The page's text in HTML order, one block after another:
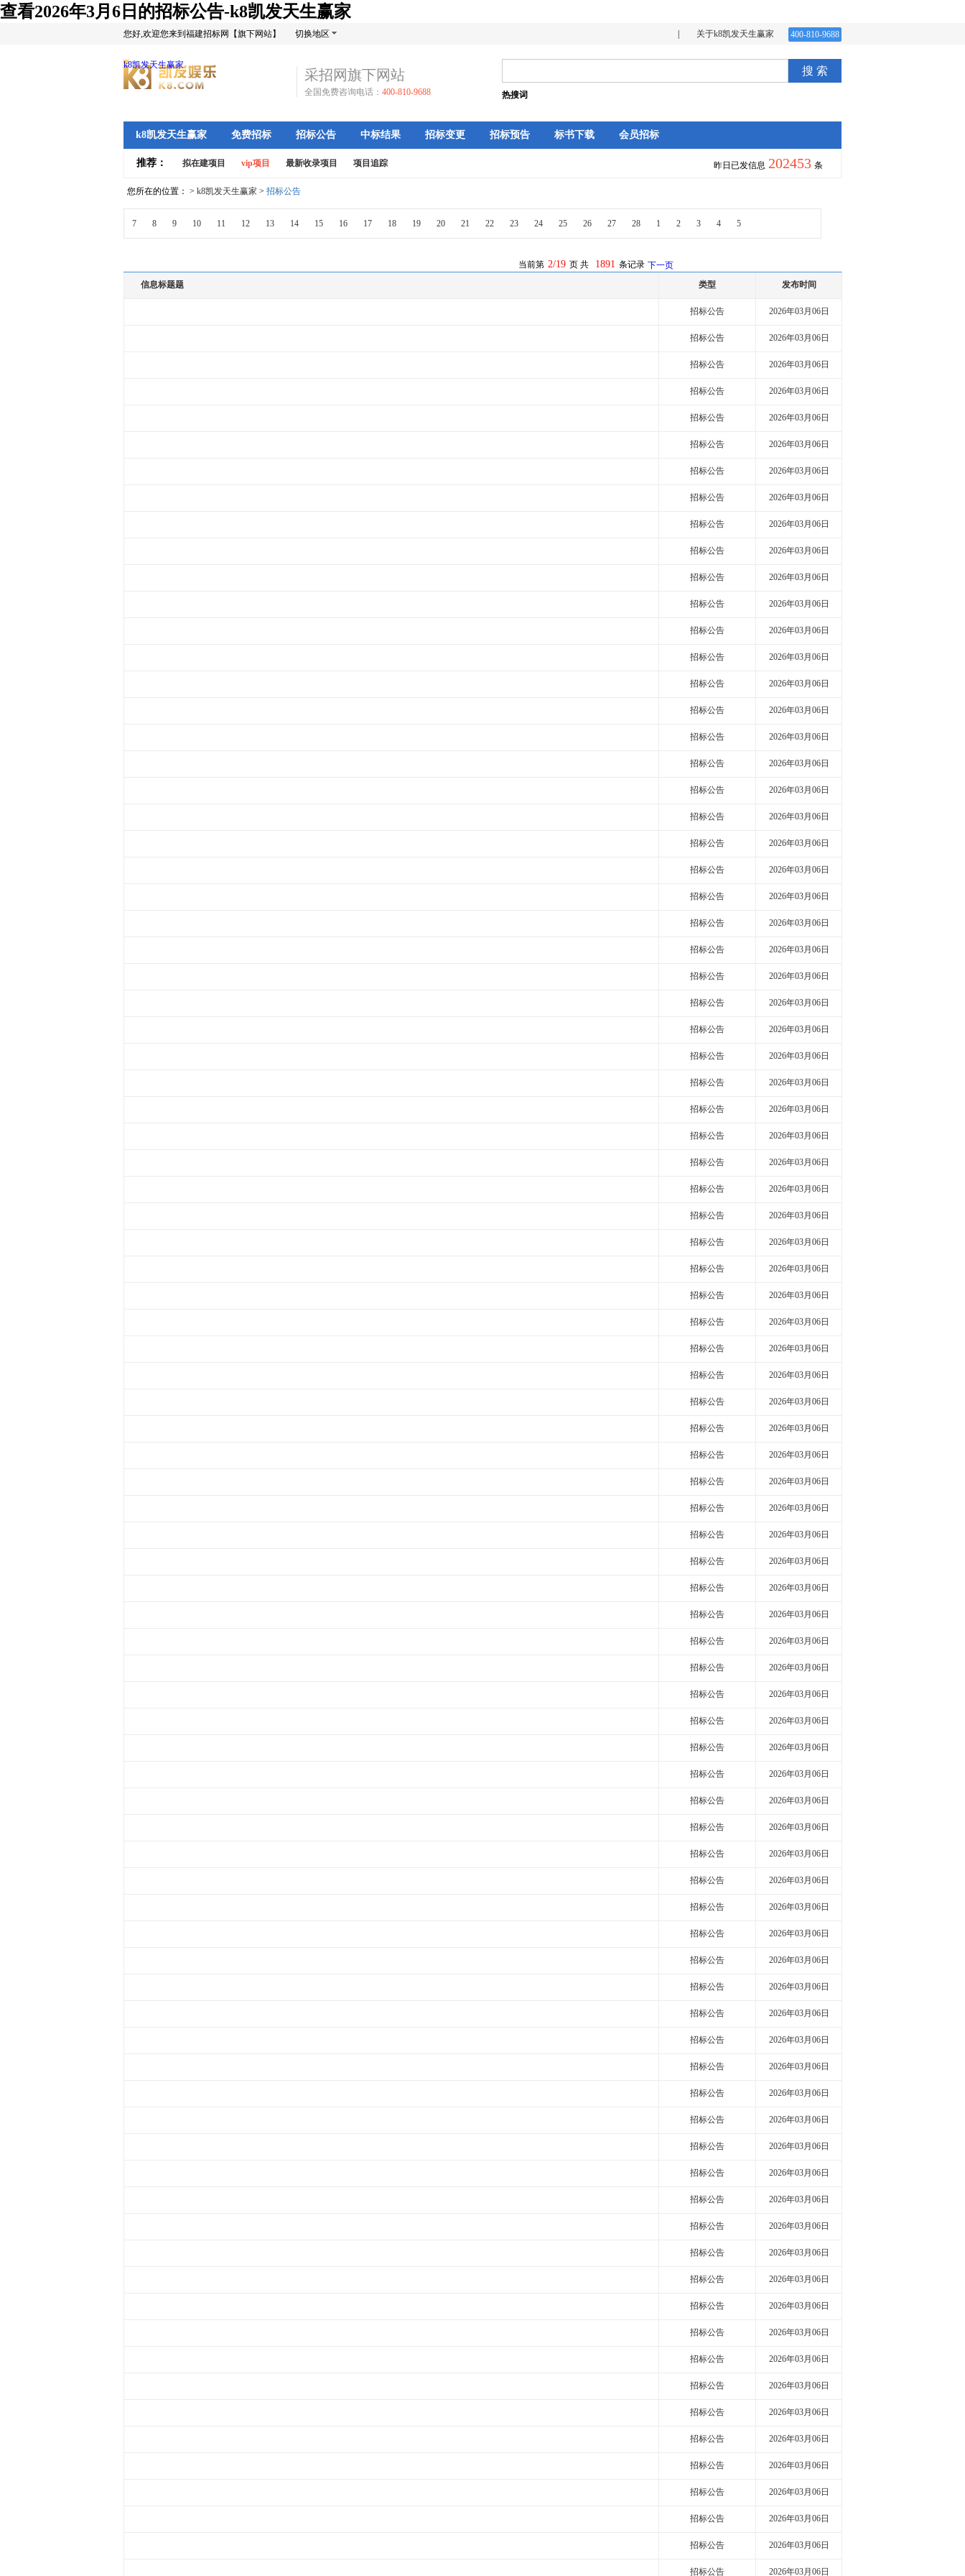
查看2026年3月6日的招标公告-k8凯发天生赢家
您好,欢迎您来到福建招标网【旗下网站】 切换地区 关于k8凯发天生赢家 400-810-9688
k8凯发天生赢家
采招网旗下网站
全国免费咨询电话： 400-810-9688
搜 索
热搜词
k8凯发天生赢家 免费招标 招标公告 中标结果 招标变更 招标预告 标书下载 会员招标
推荐： 拟在建项目 vip项目 最新收录项目 项目追踪 昨日已发信息 202453 条
您所在的位置： > k8凯发天生赢家 > 招标公告
7 8 9 10 11 12 13 14 15 16 17 18 19 20 21 22 23 24 25 26 27 28 1 2 3 4 5
当前第 2/19 页 共 1891 条记录 下一页
信息标题题
类型 发布时间
招标公告 2026年03月06日
招标公告 2026年03月06日
招标公告 2026年03月06日
招标公告 2026年03月06日
招标公告 2026年03月06日
招标公告 2026年03月06日
招标公告 2026年03月06日
招标公告 2026年03月06日
招标公告 2026年03月06日
招标公告 2026年03月06日
招标公告 2026年03月06日
招标公告 2026年03月06日
招标公告 2026年03月06日
招标公告 2026年03月06日
招标公告 2026年03月06日
招标公告 2026年03月06日
招标公告 2026年03月06日
招标公告 2026年03月06日
招标公告 2026年03月06日
招标公告 2026年03月06日
招标公告 2026年03月06日
招标公告 2026年03月06日
招标公告 2026年03月06日
招标公告 2026年03月06日
招标公告 2026年03月06日
招标公告 2026年03月06日
招标公告 2026年03月06日
招标公告 2026年03月06日
招标公告 2026年03月06日
招标公告 2026年03月06日
招标公告 2026年03月06日
招标公告 2026年03月06日
招标公告 2026年03月06日
招标公告 2026年03月06日
招标公告 2026年03月06日
招标公告 2026年03月06日
招标公告 2026年03月06日
招标公告 2026年03月06日
招标公告 2026年03月06日
招标公告 2026年03月06日
招标公告 2026年03月06日
招标公告 2026年03月06日
招标公告 2026年03月06日
招标公告 2026年03月06日
招标公告 2026年03月06日
招标公告 2026年03月06日
招标公告 2026年03月06日
招标公告 2026年03月06日
招标公告 2026年03月06日
招标公告 2026年03月06日
招标公告 2026年03月06日
招标公告 2026年03月06日
招标公告 2026年03月06日
招标公告 2026年03月06日
招标公告 2026年03月06日
招标公告 2026年03月06日
招标公告 2026年03月06日
招标公告 2026年03月06日
招标公告 2026年03月06日
招标公告 2026年03月06日
招标公告 2026年03月06日
招标公告 2026年03月06日
招标公告 2026年03月06日
招标公告 2026年03月06日
招标公告 2026年03月06日
招标公告 2026年03月06日
招标公告 2026年03月06日
招标公告 2026年03月06日
招标公告 2026年03月06日
招标公告 2026年03月06日
招标公告 2026年03月06日
招标公告 2026年03月06日
招标公告 2026年03月06日
招标公告 2026年03月06日
招标公告 2026年03月06日
招标公告 2026年03月06日
招标公告 2026年03月06日
招标公告 2026年03月06日
招标公告 2026年03月06日
招标公告 2026年03月06日
招标公告 2026年03月06日
招标公告 2026年03月06日
招标公告 2026年03月06日
招标公告 2026年03月06日
招标公告 2026年03月06日
招标公告 2026年03月06日